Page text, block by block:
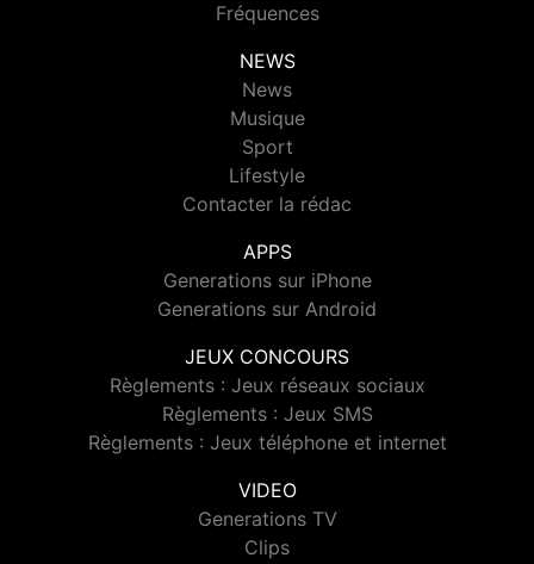
Fréquences
NEWS
News
Musique
Sport
Lifestyle
Contacter la rédac
APPS
Generations sur iPhone
Generations sur Android
JEUX CONCOURS
Règlements : Jeux réseaux sociaux
Règlements : Jeux SMS
Règlements : Jeux téléphone et internet
VIDEO
Generations TV
Clips